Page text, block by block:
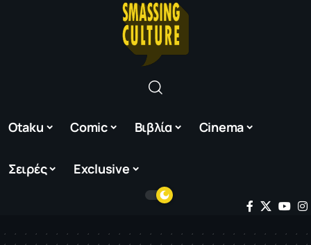
Otaku Comic Βιβλία Cinema
Σειρές Exclusive